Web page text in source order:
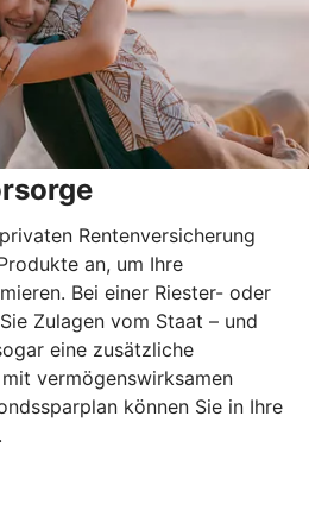
Rentenversicherung
an, um Ihre
Bei einer Riester- oder
Zulagen vom Staat – und
eine zusätzliche
vermögenswirksamen
können Sie in Ihre